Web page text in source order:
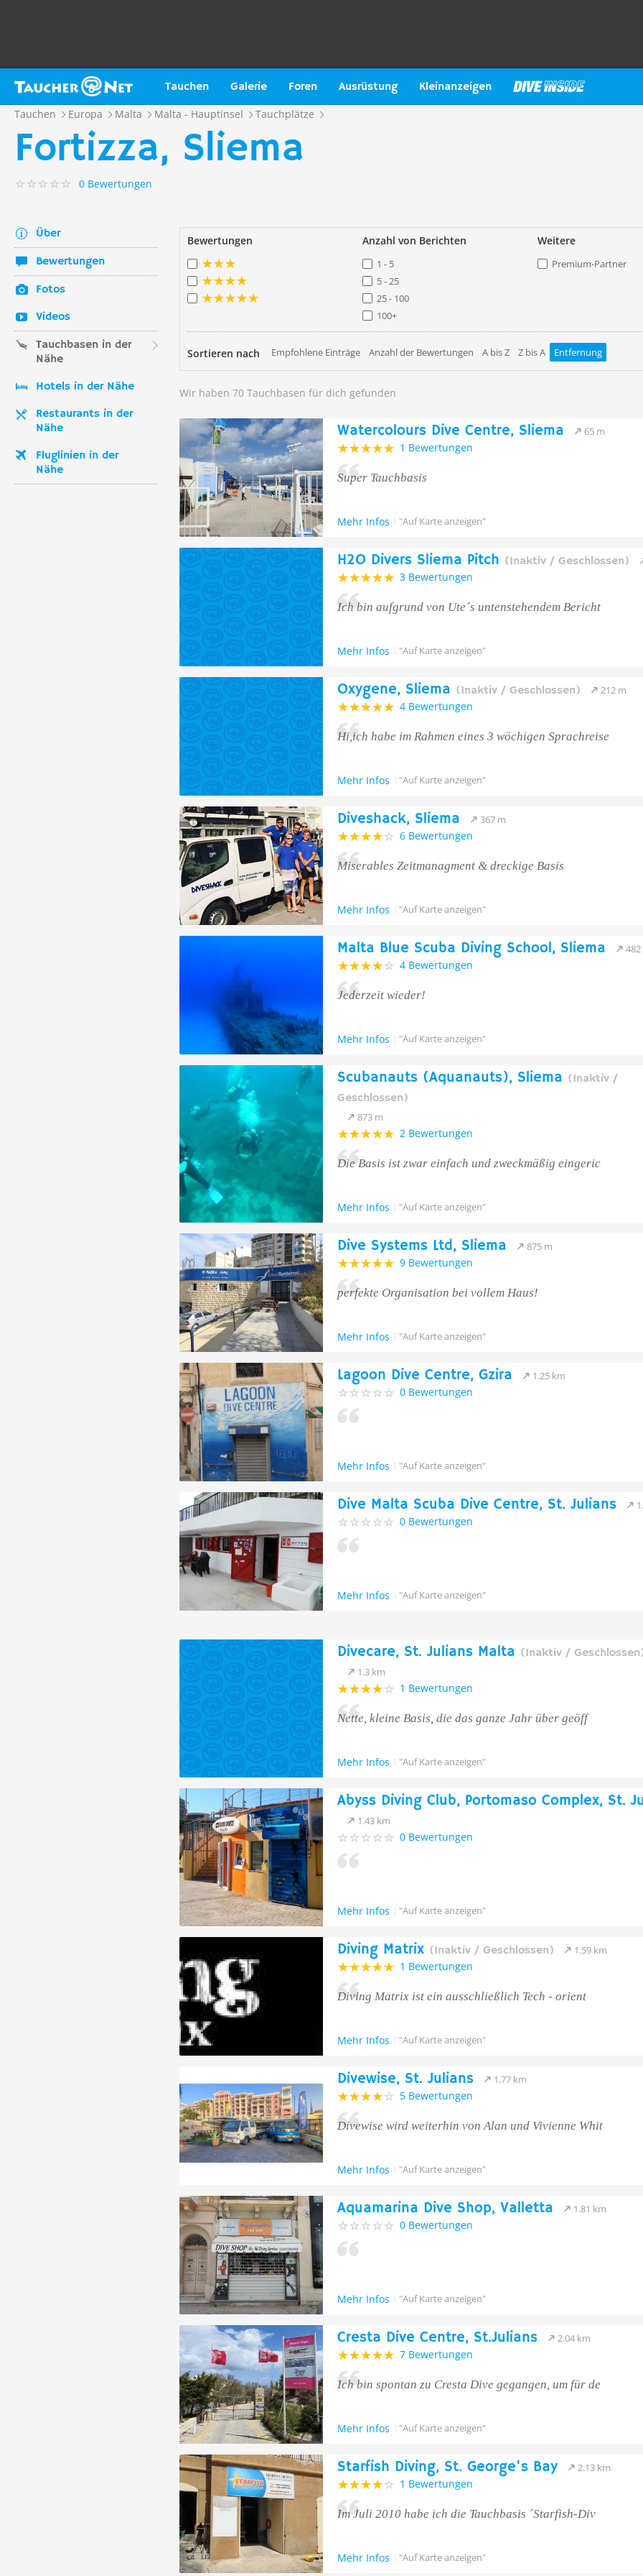
Tauchen Galerie Foren Ausrüstung Kleinanzeigen
Tauchen Europa Malta Malta - Hauptinsel Tauchplätze
Fortizza, Sliema
0 Bewertungen
Über
Bewertungen
Fotos
Videos
Tauchbasen in der
Nähe
Hotels in der Nähe
Restaurants in der
Nähe
Fluglinien in der
Nähe
Bewertungen Anzahl von Berichten
1 - 5
5 - 25
25 - 100
100+
Weitere
Premium-Partner
Sortieren nach Empfohlene Einträge Anzahl der Bewertungen A bis Z Z bis A Entfernung
Wir haben 70 Tauchbasen für dich gefunden
Watercolours Dive Centre, Sliema 65 m
1 Bewertungen
Super Tauchbasis
Mehr Infos "Auf Karte anzeigen"
H2O Divers Sliema Pitch (Inaktiv / Geschlossen)
3 Bewertungen
Ich bin aufgrund von Ute´s untenstehendem Bericht
Mehr Infos "Auf Karte anzeigen"
Oxygene, Sliema (Inaktiv / Geschlossen) 212 m
4 Bewertungen
Hi,ich habe im Rahmen eines 3 wöchigen Sprachreise
Mehr Infos "Auf Karte anzeigen"
Diveshack, Sliema 367 m
6 Bewertungen
Miserables Zeitmanagment & dreckige Basis
Mehr Infos "Auf Karte anzeigen"
Malta Blue Scuba Diving School, Sliema
4 Bewertungen
Jederzeit wieder!
Mehr Infos "Auf Karte anzeigen"
Scubanauts (Aquanauts), Sliema (Inaktiv /
Geschlossen)
873 m
2 Bewertungen
Die Basis ist zwar einfach und zweckmäßig eingeric
Mehr Infos "Auf Karte anzeigen"
Dive Systems Ltd, Sliema 875 m
9 Bewertungen
perfekte Organisation bei vollem Haus!
Mehr Infos "Auf Karte anzeigen"
Lagoon Dive Centre, Gzira 1.25 km
0 Bewertungen
Mehr Infos "Auf Karte anzeigen"
Dive Malta Scuba Dive Centre, St. Julians
0 Bewertungen
Mehr Infos "Auf Karte anzeigen"
Divecare, St. Julians Malta (Inaktiv /
1.3 km
1 Bewertungen
Nette, kleine Basis, die das ganze Jahr über geöff
Mehr Infos "Auf Karte anzeigen"
Abyss Diving Club, Portomaso Complex, St.
1.43 km
0 Bewertungen
Mehr Infos "Auf Karte anzeigen"
Diving Matrix (Inaktiv / Geschlossen) 1.59 km
1 Bewertungen
Diving Matrix ist ein ausschließlich Tech - orient
Mehr Infos "Auf Karte anzeigen"
Divewise, St. Julians 1.77 km
5 Bewertungen
Divewise wird weiterhin von Alan und Vivienne Whit
Mehr Infos "Auf Karte anzeigen"
Aquamarina Dive Shop, Valletta 1.81 km
0 Bewertungen
Mehr Infos "Auf Karte anzeigen"
Cresta Dive Centre, St.Julians 2.04 km
7 Bewertungen
Ich bin spontan zu Cresta Dive gegangen, um für de
Mehr Infos "Auf Karte anzeigen"
Starfish Diving, St. George's Bay 2.13 km
1 Bewertungen
Im Juli 2010 habe ich die Tauchbasis ´Starfish-Div
Mehr Infos "Auf Karte anzeigen"